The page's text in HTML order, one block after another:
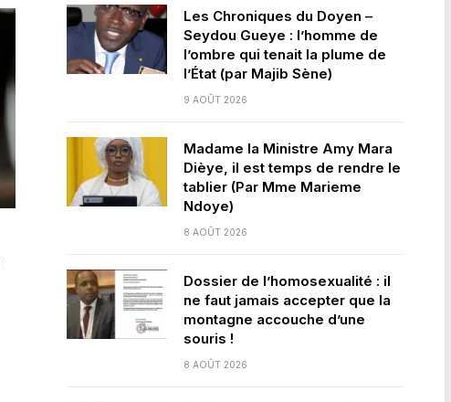
Les Chroniques du Doyen –
Seydou Gueye : l’homme de
l’ombre qui tenait la plume de
l’État (par Majib Sène)
9 AOÛT 2026
Madame la Ministre Amy Mara
Dièye, il est temps de rendre le
tablier (Par Mme Marieme
Ndoye)
8 AOÛT 2026
Dossier de l’homosexualité : il
ne faut jamais accepter que la
montagne accouche d’une
souris !
8 AOÛT 2026